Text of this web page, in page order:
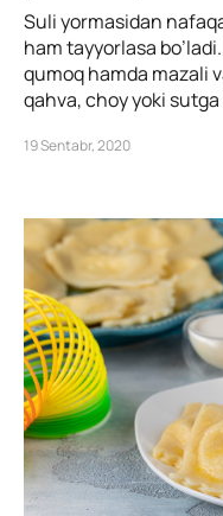
Suli yormasidan
ham tayyorlasa
qumoq hamda mazali
qahva, choy yoki sutga
19 Sentabr, 2020